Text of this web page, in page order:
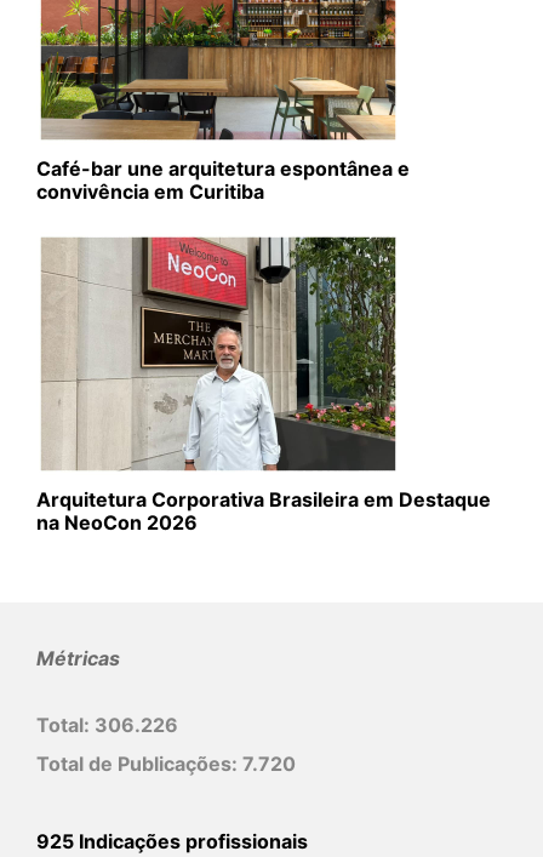
Café-bar une arquitetura espontânea e
convivência em Curitiba
Arquitetura Corporativa Brasileira em Destaque
na NeoCon 2026
Métricas
Total: 306.226
Total de Publicações: 7.720
925 Indicações profissionais